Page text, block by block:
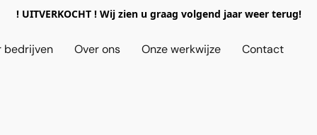
! UITVERKOCHT ! Wij zien u graag volgend jaar weer terug!
bedrijven Over ons Onze werkwijze Contact